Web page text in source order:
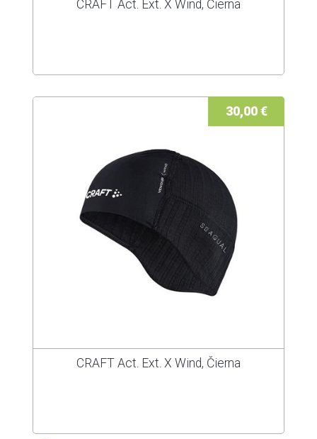
CRAFT Act. Ext. X Wind, Čierna
30,00 €
CRAFT Act. Ext. X Wind, Čierna